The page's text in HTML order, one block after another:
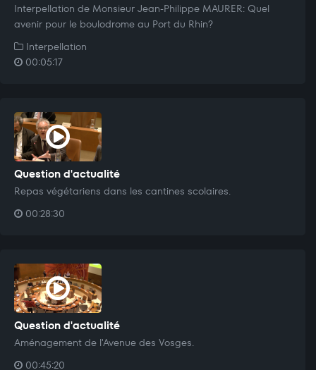
Interpellation de Monsieur Jean-Philippe MAURER: Quel
avenir pour le boulodrome au Port du Rhin?
Interpellation
00:05:17
Question d'actualité
Repas végétariens dans les cantines scolaires.
00:28:30
Question d'actualité
Aménagement de l'Avenue des Vosges.
00:45:20